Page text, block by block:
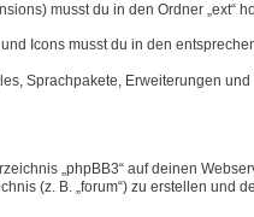
musst du in den Ordner „ext“
Icons musst du in den
Sprachpakete, Erweiterungen
„phpBB3“ auf deinen
(z. B. „forum“) zu erstellen und